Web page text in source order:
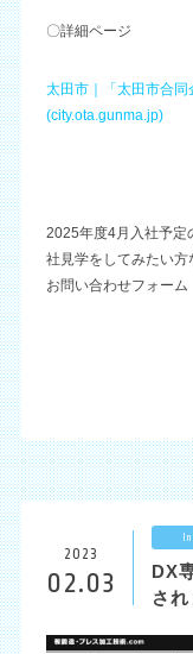
〇詳細ページ
太田市｜「太田市合同
(city.ota.gunma.jp)
2025年度4月入社予定
社見学をしてみたい方
お問い合わせフォーム
2023
02.03
DX
され